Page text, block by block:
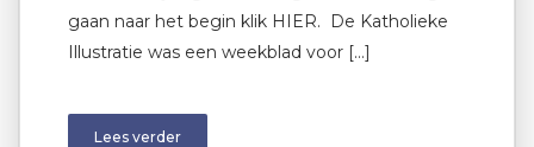
gaan naar het begin klik HIER. De Katholieke
Illustratie was een weekblad voor […]
Lees verder